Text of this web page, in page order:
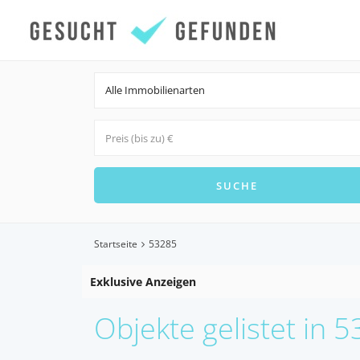
Alle Immobilienarten
Startseite 53285
Exklusive Anzeigen
Objekte gelistet in